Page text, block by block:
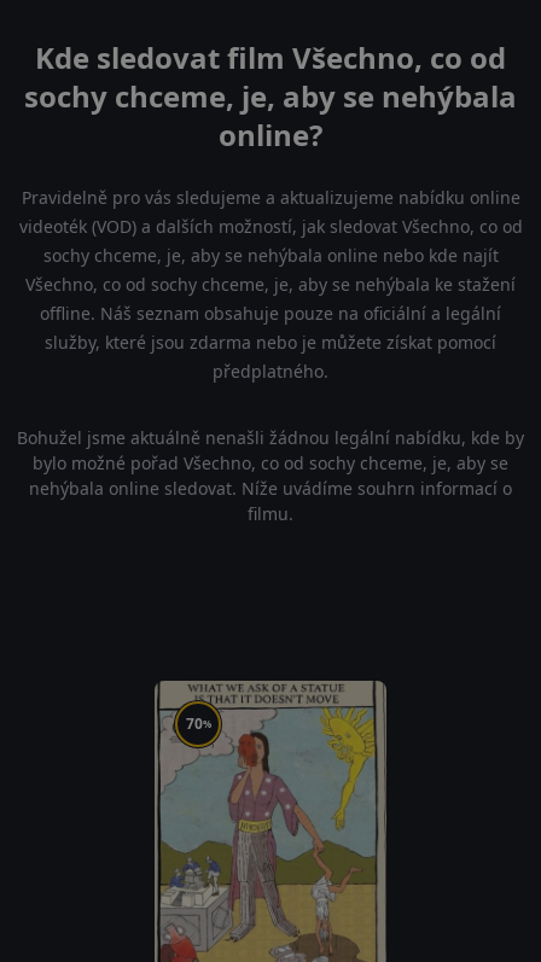
Kde sledovat film Všechno, co od
sochy chceme, je, aby se nehýbala
online?
Pravidelně pro vás sledujeme a aktualizujeme nabídku online
videoték (VOD) a dalších možností, jak sledovat Všechno, co od
sochy chceme, je, aby se nehýbala online nebo kde najít
Všechno, co od sochy chceme, je, aby se nehýbala ke stažení
offline. Náš seznam obsahuje pouze na oficiální a legální
služby, které jsou zdarma nebo je můžete získat pomocí
předplatného.
Bohužel jsme aktuálně nenašli žádnou legální nabídku, kde by
bylo možné pořad Všechno, co od sochy chceme, je, aby se
nehýbala online sledovat. Níže uvádíme souhrn informací o
filmu.
70%